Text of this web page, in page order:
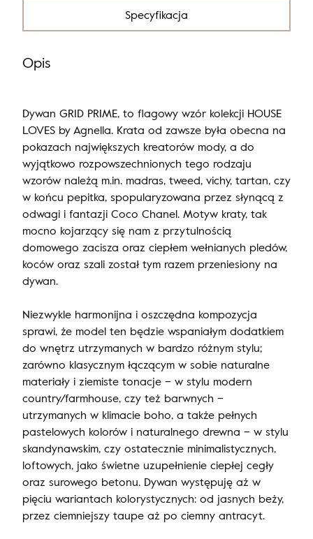
Specyfikacja
Opis
Dywan GRID PRIME, to flagowy wzór kolekcji HOUSE
LOVES by Agnella. Krata od zawsze była obecna na
pokazach największych kreatorów mody, a do
wyjątkowo rozpowszechnionych tego rodzaju
wzorów należą m.in. madras, tweed, vichy, tartan, czy
w końcu pepitka, spopularyzowana przez słynącą z
odwagi i fantazji Coco Chanel. Motyw kraty, tak
mocno kojarzący się nam z przytulnością
domowego zacisza oraz ciepłem wełnianych pledów,
koców oraz szali został tym razem przeniesiony na
dywan.
Niezwykle harmonijna i oszczędna kompozycja
sprawi, że model ten będzie wspaniałym dodatkiem
do wnętrz utrzymanych w bardzo różnym stylu;
zarówno klasycznym łączącym w sobie naturalne
materiały i ziemiste tonacje – w stylu modern
country/farmhouse, czy też barwnych –
utrzymanych w klimacie boho, a także pełnych
pastelowych kolorów i naturalnego drewna – w stylu
skandynawskim, czy ostatecznie minimalistycznych,
loftowych, jako świetne uzupełnienie ciepłej cegły
oraz surowego betonu. Dywan występuję aż w
pięciu wariantach kolorystycznych: od jasnych beży,
przez ciemniejszy taupe aż po ciemny antracyt.